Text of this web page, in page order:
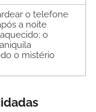
o telefone
a noite
o
o mistério